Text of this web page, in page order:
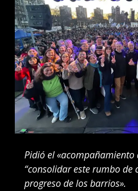
Pidió el «acompañamiento
“consolidar este rumbo de
progreso de los barrios».